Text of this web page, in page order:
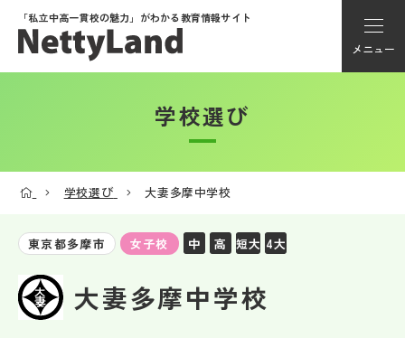
「私立中高一貫校の魅力」がわかる教育情報サイト
メニュー
アカウント登録
学校動画
学校選び
学校選び 大妻多摩中学校
東京都多摩市 女子校 中 高 短大 4大
大妻多摩中学校